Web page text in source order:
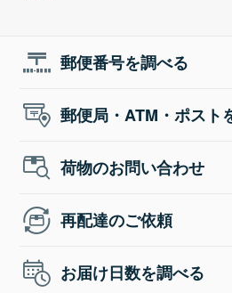
郵便番号を調べる
郵便局・ATM・ポスト
荷物のお問い合わせ
再配達のご依頼
お届け日数を調べる